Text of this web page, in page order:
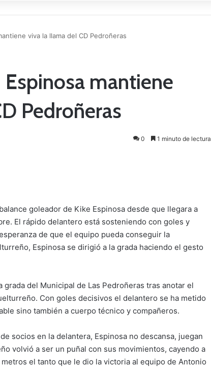
viva la llama del CD Pedroñeras
mantiene
Pedroñeras
0 1 minuto de lectura
goleador de Kike Espinosa desde que llegara a
El rápido delantero está sosteniendo con goles y
de que el equipo pueda conseguir la
Espinosa se dirigió a la grada haciendo el gesto
grada del Municipal de Las Pedroñeras tras anotar el
Con goles decisivos el delantero se ha metido
sino también a cuerpo técnico y compañeros.
socios en la delantera, Espinosa no descansa, juegan
volvió a ser un puñal con sus movimientos, cayendo a
el tanto que le dio la victoria al equipo de Antonio